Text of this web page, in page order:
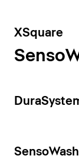
XSquare